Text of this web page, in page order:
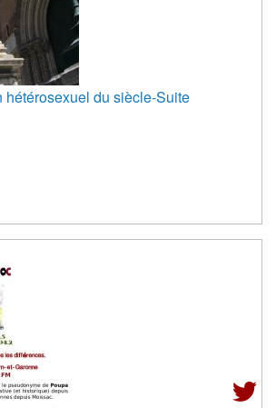
hétérosexuel du siècle-Suite